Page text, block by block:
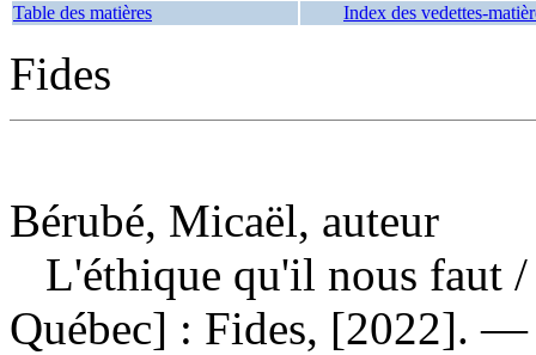
Table des matières Index des vedettes-
Fides
Bérubé, Micaël, auteur
L'éthique qu'il nous faut
Québec] : Fides, [2022].